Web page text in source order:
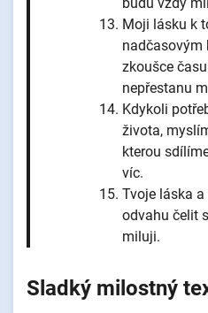
budu vždy
Moji lásku k
nadčasovým
zkoušce
nepřestanu
Kdykoli
života,
kterou
víc.
Tvoje láska
odvahu čelit
miluji.
Sladký milostný